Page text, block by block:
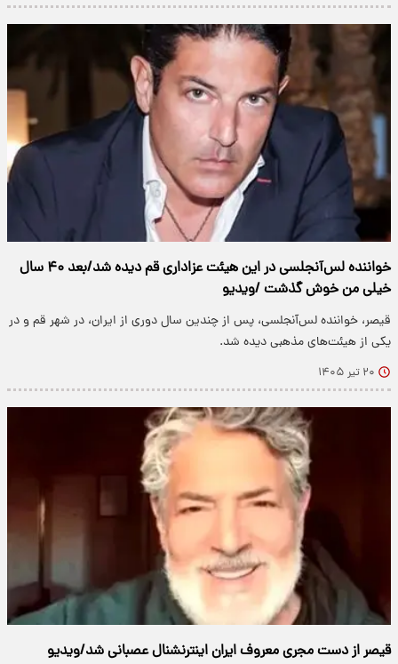
خواننده لس‌آنجلسی در این هیئت عزاداری قم دیده شد/بعد ۴۰ سال
خیلی من خوش گذشت /ویدیو
قیصر، خواننده لس‌آنجلسی، پس از چندین سال دوری از ایران، در شهر قم و در
یکی از هیئت‌های مذهبی دیده شد.
۲۰ تیر ۱۴۰۵
قیصر از دست مجری معروف ایران اینترنشنال عصبانی شد/ویدیو